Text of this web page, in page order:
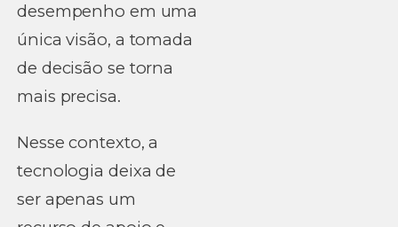
desempenho em uma
única visão, a tomada
de decisão se torna
mais precisa.
Nesse contexto, a
tecnologia deixa de
ser apenas um